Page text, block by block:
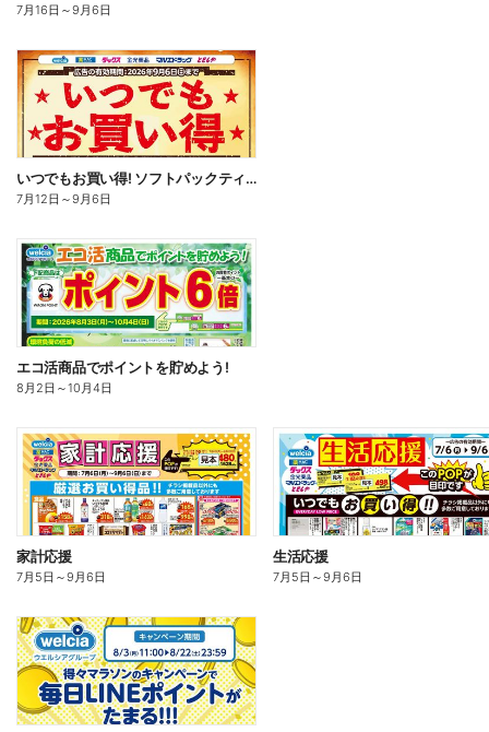
7月16日 ～9月6日
いつでもお買い得! ソフトパックティッシュ
7月12日 ～9月6日
エコ活商品でポイントを貯めよう!
8月2日 ～10月4日
家計応援
7月5日 ～9月6日
生活応援
7月5日 ～9月6日